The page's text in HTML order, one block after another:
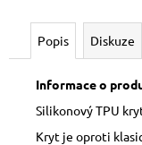
Popis Diskuze
Informace o
Silikonový TPU
Kryt je oproti